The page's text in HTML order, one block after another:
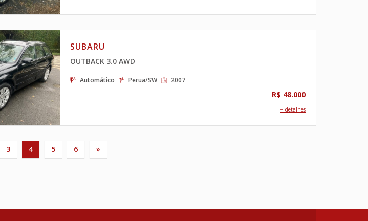
SUBARU
OUTBACK 3.0 AWD
Automático Perua/SW 2007
R$ 48.000
+ detalhes
3 4(current)
5 6 »